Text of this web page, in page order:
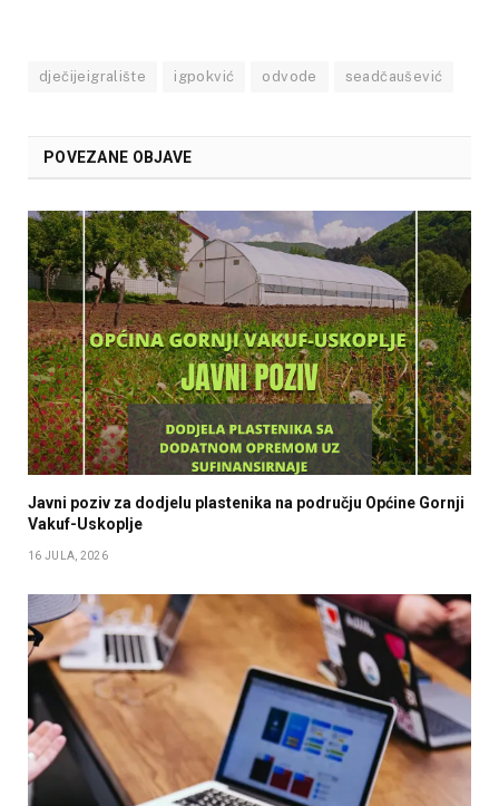
dječijeigralište igpokvić odvode seadčaušević
POVEZANE OBJAVE
Javni poziv za dodjelu plastenika na području Općine Gornji
Vakuf-Uskoplje
16 JULA, 2026